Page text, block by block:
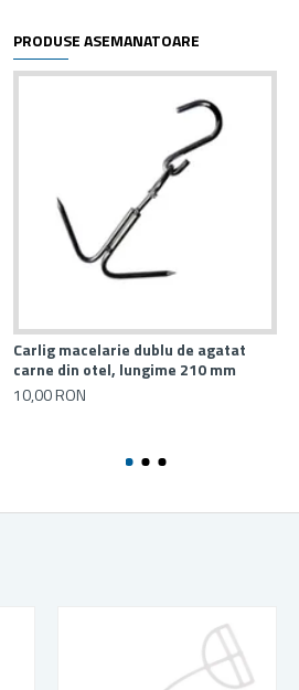
PRODUSE ASEMANATOARE
Carlig macelarie dublu de agatat
carne din otel, lungime 210 mm
10,00 RON